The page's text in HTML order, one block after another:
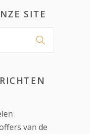
SITE

van de